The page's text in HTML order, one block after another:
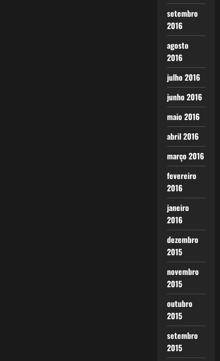
setembro
2016
agosto
2016
julho 2016
junho 2016
maio 2016
abril 2016
março 2016
fevereiro
2016
janeiro
2016
dezembro
2015
novembro
2015
outubro
2015
setembro
2015